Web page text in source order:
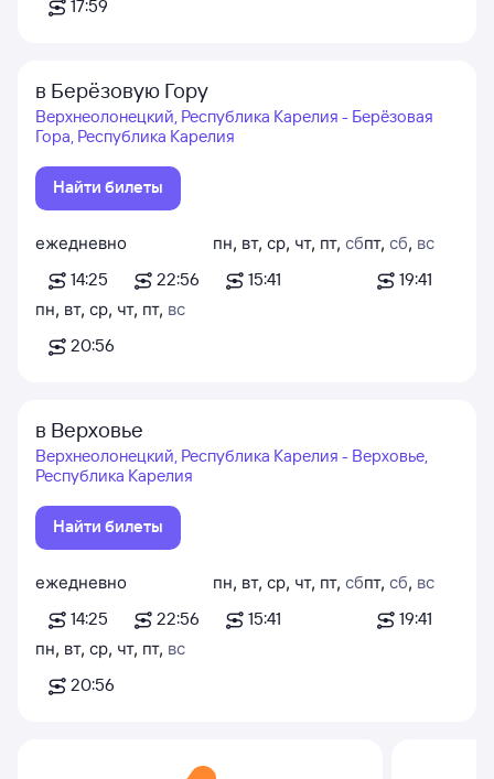
17:59
в Берёзовую Гору
Верхнеолонецкий, Республика Карелия - Берёзовая
Гора, Республика Карелия
Найти билеты
ежедневно
14:25
22:56
пн, вт, ср, чт, пт, сб
15:41
пт, сб, вс
19:41
пн, вт, ср, чт, пт, вс
20:56
в Верховье
Верхнеолонецкий, Республика Карелия - Верховье,
Республика Карелия
Найти билеты
ежедневно
14:25
22:56
пн, вт, ср, чт, пт, сб
15:41
пт, сб, вс
19:41
пн, вт, ср, чт, пт, вс
20:56